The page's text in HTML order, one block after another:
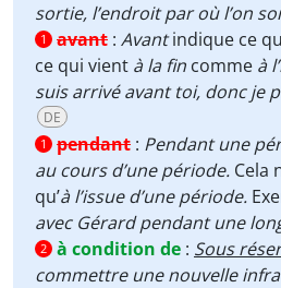
sortie, l’endroit par où l’on
1 avant : Avantindique ce
ce qui vient à la fin comme à
suis arrivé avant toi, donc je
DE
1 pendant : Pendant une
au cours d’une période. Cela
qu’à l’issue d’une période.
avec Gérard pendant une
2 à condition de : Sous
commettre une nouvelle